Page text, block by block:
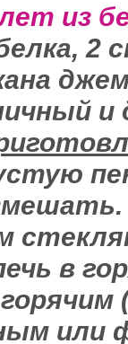
из
2
и
в
или